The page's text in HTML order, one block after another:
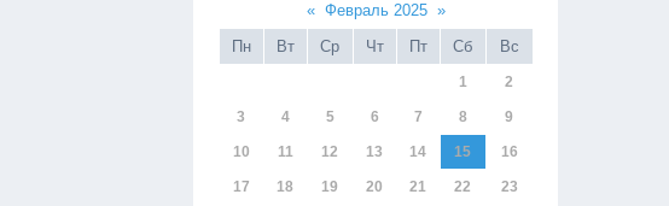
« Февраль 2025 »
Пн
Вт Ср Чт Пт Сб Вс
1 2
3 4 5 6 7 8 9
10 11 12 13 14 15 16
17 18 19 20 21 22 23